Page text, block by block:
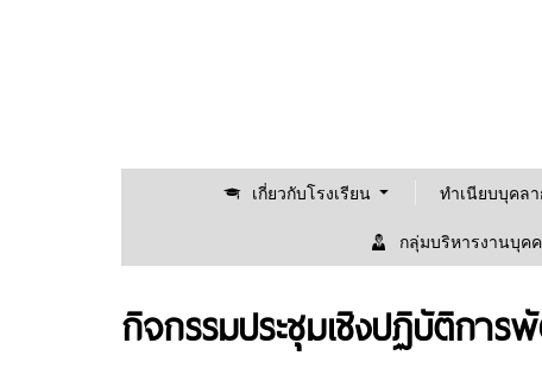
เกี่ยวกับโรงเรียน ทำเนียบบุคลา
กลุ่มบริหารงานบุค
กิจกรรมประชุมเชิงปฏิบัติการ